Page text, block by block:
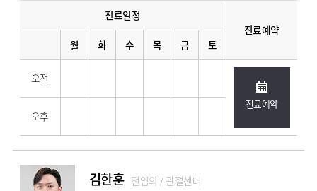
진료일정
진료예약
월
화 수 목 금 토
오전
진료예약
오후
김한훈 전임의 / 관절센터